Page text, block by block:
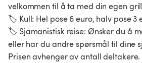
velkommen til å ta med din egen
🏷️ Kull: Hel pose 6 euro, halv pose 3
🏷️ Sjamanistisk reise: Ønsker du å
eller har du andre spørsmål til dine
Prisen avhenger av antall deltakere.